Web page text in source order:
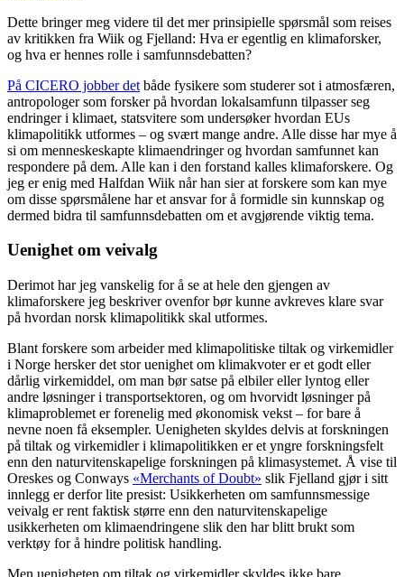
Dette bringer meg videre til det mer prinsipielle spørsmål som reises
av kritikken fra Wiik og Fjelland: Hva er egentlig en klimaforsker,
og hva er hennes rolle i samfunnsdebatten?
På CICERO jobber det både fysikere som studerer sot i atmosfæren,
antropologer som forsker på hvordan lokalsamfunn tilpasser seg
endringer i klimaet, statsvitere som undersøker hvordan EUs
klimapolitikk utformes – og svært mange andre. Alle disse har mye å
si om menneskeskapte klimaendringer og hvordan samfunnet kan
respondere på dem. Alle kan i den forstand kalles klimaforskere. Og
jeg er enig med Halfdan Wiik når han sier at forskere som kan mye
om disse spørsmålene har et ansvar for å formidle sin kunnskap og
dermed bidra til samfunnsdebatten om et avgjørende viktig tema.
Uenighet om veivalg
Derimot har jeg vanskelig for å se at hele den gjengen av
klimaforskere jeg beskriver ovenfor bør kunne avkreves klare svar
på hvordan norsk klimapolitikk skal utformes.
Blant forskere som arbeider med klimapolitiske tiltak og virkemidler
i Norge hersker det stor uenighet om klimakvoter er et godt eller
dårlig virkemiddel, om man bør satse på elbiler eller lyntog eller
andre løsninger i transportsektoren, og om hvorvidt løsninger på
klimaproblemet er forenelig med økonomisk vekst – for bare å
nevne noen få eksempler. Uenigheten skyldes delvis at forskningen
på tiltak og virkemidler i klimapolitikken er et yngre forskningsfelt
enn den naturvitenskapelige forskningen på klimasystemet. Å vise til
Oreskes og Conways «Merchants of Doubt» slik Fjelland gjør i sitt
innlegg er derfor lite presist: Usikkerheten om samfunnsmessige
veivalg er rent faktisk større enn den naturvitenskapelige
usikkerheten om klimaendringene slik den har blitt brukt som
verktøy for å hindre politisk handling.